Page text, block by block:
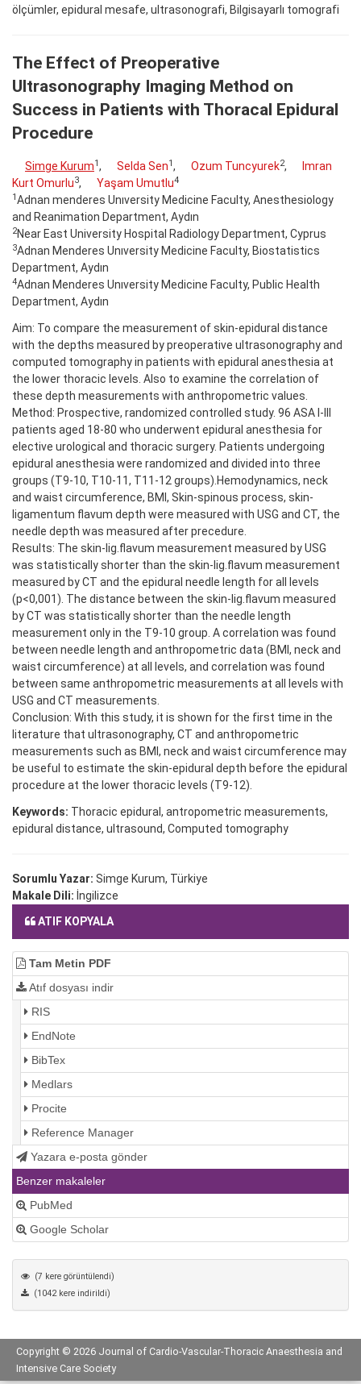
ölçümler, epidural mesafe, ultrasonografi, Bilgisayarlı tomografi
The Effect of Preoperative
Ultrasonography Imaging Method on
Success in Patients with Thoracal Epidural
Procedure
Simge Kurum1, Selda Sen1, Ozum Tuncyurek2,
Imran
Kurt Omurlu3, Yaşam Umutlu4
1Adnan menderes Unıversity Medicine Faculty, Anesthesiology
and Reanimation Department, Aydın
2Near East University Hospital Radiology Department, Cyprus
3Adnan Menderes Unıversity Medicine Faculty, Biostatistics
Department, Aydın
4Adnan Menderes Unıversity Medicine Faculty, Public Health
Department, Aydın
Aim: To compare the measurement of skin-epidural distance
with the depths measured by preoperative ultrasonography and
computed tomography in patients with epidural anesthesia at
the lower thoracic levels. Also to examine the correlation of
these depth measurements with anthropometric values.
Method: Prospective, randomized controlled study. 96 ASA I-III
patients aged 18-80 who underwent epidural anesthesia for
elective urological and thoracic surgery. Patients undergoing
epidural anesthesia were randomized and divided into three
groups (T9-10, T10-11, T11-12 groups).Hemodynamics, neck
and waist circumference, BMI, Skin-spinous process, skin-
ligamentum flavum depth were measured with USG and CT, the
needle depth was measured after precedure.
Results: The skin-lig.flavum measurement measured by USG
was statistically shorter than the skin-lig.flavum measurement
measured by CT and the epidural needle length for all levels
(p<0,001). The distance between the skin-lig.flavum measured
by CT was statistically shorter than the needle length
measurement only in the T9-10 group. A correlation was found
between needle length and anthropometric data (BMI, neck and
waist circumference) at all levels, and correlation was found
between same anthropometric measurements at all levels with
USG and CT measurements.
Conclusion: With this study, it is shown for the first time in the
literature that ultrasonography, CT and anthropometric
measurements such as BMI, neck and waist circumference may
be useful to estimate the skin-epidural depth before the epidural
procedure at the lower thoracic levels (T9-12).
Keywords: Thoracic epidural, antropometric measurements,
epidural distance, ultrasound, Computed tomography
Sorumlu Yazar: Simge Kurum, Türkiye
Makale Dili: İngilizce
ATIF KOPYALA
Tam Metin PDF
Atıf dosyası indir
RIS
EndNote
BibTex
Medlars
Procite
Reference Manager
Yazara e-posta gönder
Benzer makaleler
PubMed
Google Scholar
(7 kere görüntülendi)
(1042 kere indirildi)
Copyright © 2026 Journal of Cardio-Vascular-Thoracic Anaesthesia and
Intensive Care Society